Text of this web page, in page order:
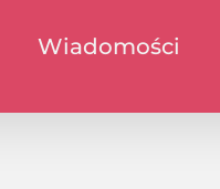
Wiadomości